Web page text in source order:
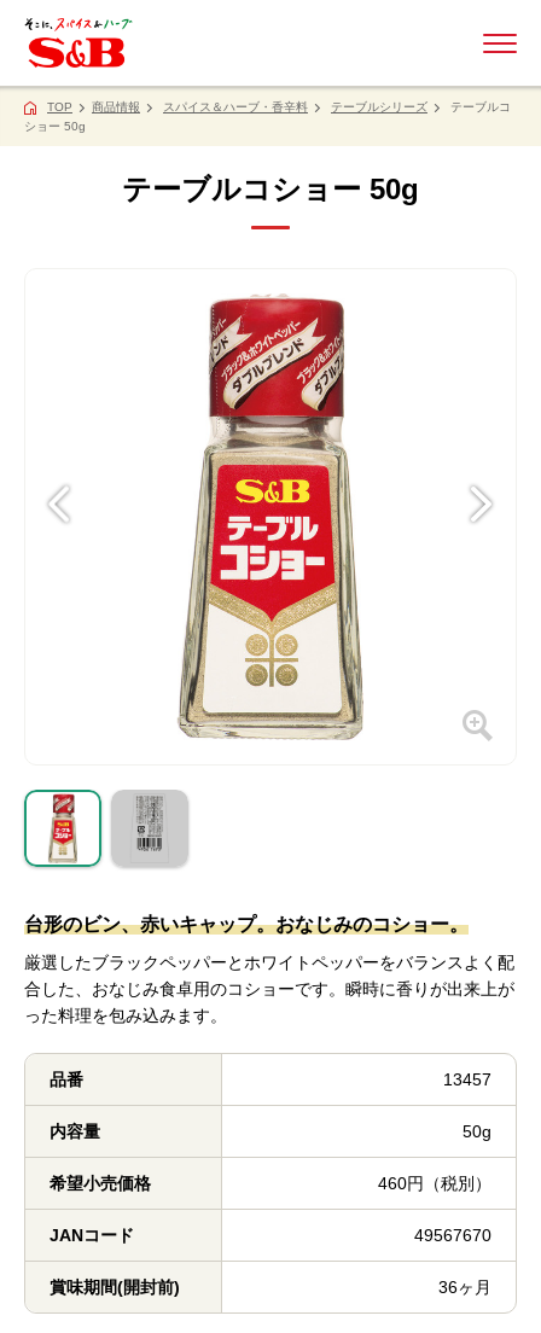
TOP 商品情報 スパイス＆ハーブ・香辛料 テーブルシリーズ
テーブルコ
ショー 50g
テーブルコショー 50g
台形のビン、赤いキャップ。おなじみのコショー。
厳選したブラックペッパーとホワイトペッパーをバランスよく配
合した、おなじみ食卓用のコショーです。瞬時に香りが出来上が
った料理を包み込みます。
品番 13457
内容量 50g
希望小売価格 460円（税別）
JANコード 49567670
賞味期間(開封前) 36ヶ月